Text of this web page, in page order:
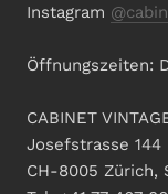
Instagram
Öffnungszeiten:
CABINET
Josefstrasse 144
CH-8005 Zürich,